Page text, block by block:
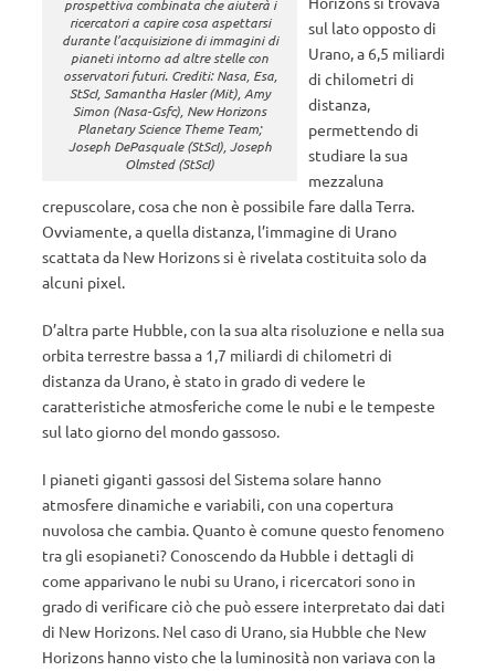
prospettiva combinata che aiuterà i
ricercatori a capire cosa aspettarsi
durante l’acquisizione di immagini di
pianeti intorno ad altre stelle con
osservatori futuri. Crediti: Nasa, Esa,
StScI, Samantha Hasler (Mit), Amy
Simon (Nasa-Gsfc), New Horizons
Planetary Science Theme Team;
Joseph DePasquale (StScI), Joseph
Olmsted (StScI)
sul lato opposto di
Urano, a 6,5 miliardi
di chilometri di
distanza,
permettendo di
studiare la sua
mezzaluna
crepuscolare, cosa che non è possibile fare dalla Terra.
Ovviamente, a quella distanza, l’immagine di Urano
scattata da New Horizons si è rivelata costituita solo da
alcuni pixel.
D’altra parte Hubble, con la sua alta risoluzione e nella sua
orbita terrestre bassa a 1,7 miliardi di chilometri di
distanza da Urano, è stato in grado di vedere le
caratteristiche atmosferiche come le nubi e le tempeste
sul lato giorno del mondo gassoso.
I pianeti giganti gassosi del Sistema solare hanno
atmosfere dinamiche e variabili, con una copertura
nuvolosa che cambia. Quanto è comune questo fenomeno
tra gli esopianeti? Conoscendo da Hubble i dettagli di
come apparivano le nubi su Urano, i ricercatori sono in
grado di verificare ciò che può essere interpretato dai dati
di New Horizons. Nel caso di Urano, sia Hubble che New
Horizons hanno visto che la luminosità non variava con la